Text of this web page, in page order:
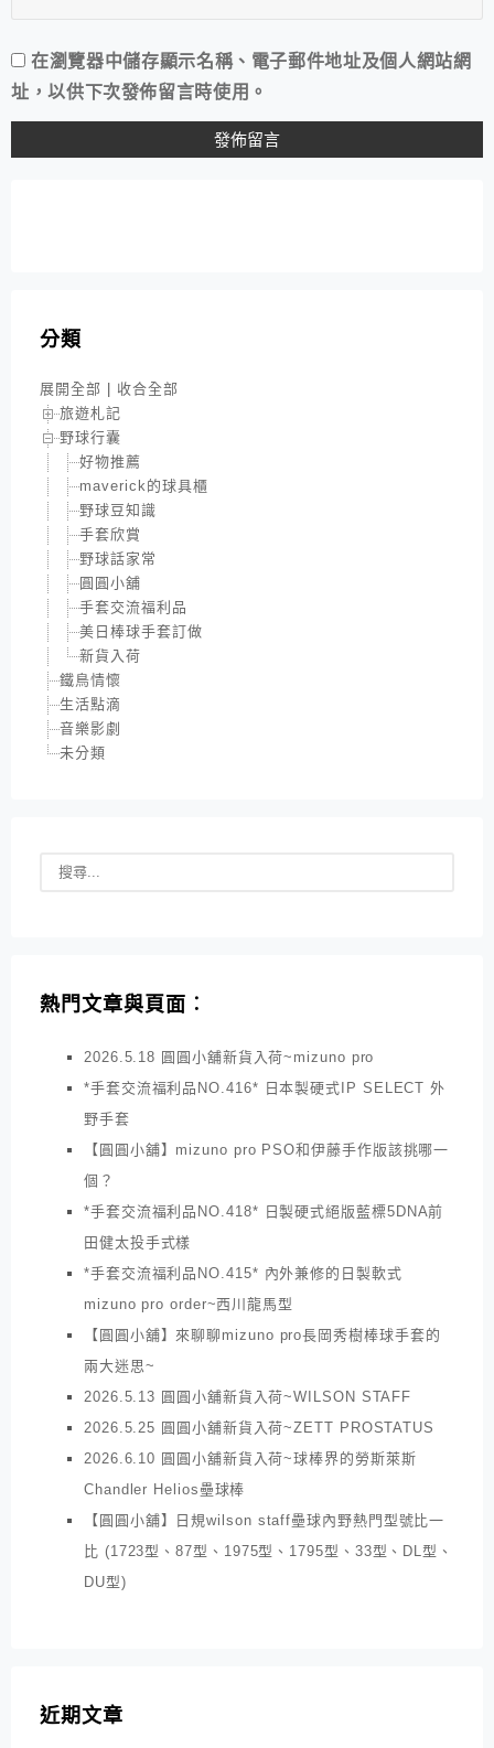
在瀏覽器中儲存顯示名稱、電子郵件地址及個人網站網
址，以供下次發佈留言時使用。
分類
展開全部
收合全部
旅遊札記
野球行囊
好物推薦
maverick的球具櫃
野球豆知識
手套欣賞
野球話家常
圓圓小舖
手套交流福利品
美日棒球手套訂做
新貨入荷
鐵鳥情懷
生活點滴
音樂影劇
未分類
熱門文章與頁面︰
2026.5.18 圓圓小舖新貨入荷~mizuno pro
*手套交流福利品NO.416* 日本製硬式IP SELECT 外
野手套
【圓圓小舖】mizuno pro PSO和伊藤手作版該挑哪一
個？
*手套交流福利品NO.418* 日製硬式絕版藍標5DNA前
田健太投手式樣
*手套交流福利品NO.415* 內外兼修的日製軟式
mizuno pro order~西川龍馬型
【圓圓小舖】來聊聊mizuno pro長岡秀樹棒球手套的
兩大迷思~
2026.5.13 圓圓小舖新貨入荷~WILSON STAFF
2026.5.25 圓圓小舖新貨入荷~ZETT PROSTATUS
2026.6.10 圓圓小舖新貨入荷~球棒界的勞斯萊斯
Chandler Helios壘球棒
【圓圓小舖】日規wilson staff壘球內野熱門型號比一
比 (1723型、87型、1975型、1795型、33型、DL型、
DU型)
近期文章